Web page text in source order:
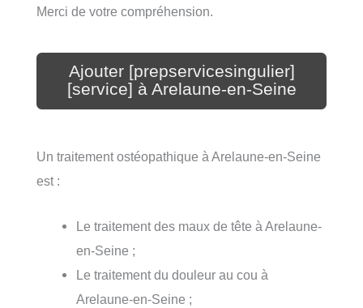
Merci de votre compréhension.
Ajouter [prepservicesingulier]
[service] à Arelaune-en-Seine
Un traitement ostéopathique à Arelaune-en-Seine
est :
Le traitement des maux de tête à Arelaune-
en-Seine ;
Le traitement du douleur au cou à
Arelaune-en-Seine ;